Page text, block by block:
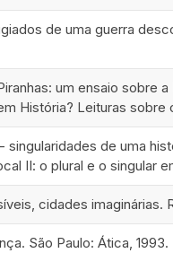
de uma guerra
um ensaio sobre
História? Leituras
de uma
II: o plural e o singular
cidades imaginárias.
São Paulo: Ática, 1993.